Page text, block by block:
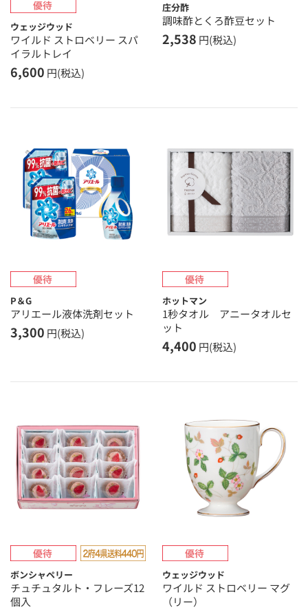
ウェッジウッド
ワイルド ストロベリー スパ
イラルトレイ
6,600 円(税込)
庄分酢
調味酢とくろ酢豆セット
2,538 円(税込)
P＆G
アリエール液体洗剤セット
3,300 円(税込)
ホットマン
1秒タオル アニータオルセ
ット
4,400 円(税込)
ボンシャペリー
チュチュタルト・フレーズ12
個入
ウェッジウッド
ワイルド ストロベリー マグ
（リー）